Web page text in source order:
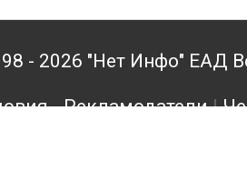
- 2026 "Нет Инфо" ЕАД
- Рекламодатели|